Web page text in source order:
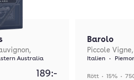
Australia
189:-
Barolo
Piccole Vigne,
Italien •
Rött • 15% •